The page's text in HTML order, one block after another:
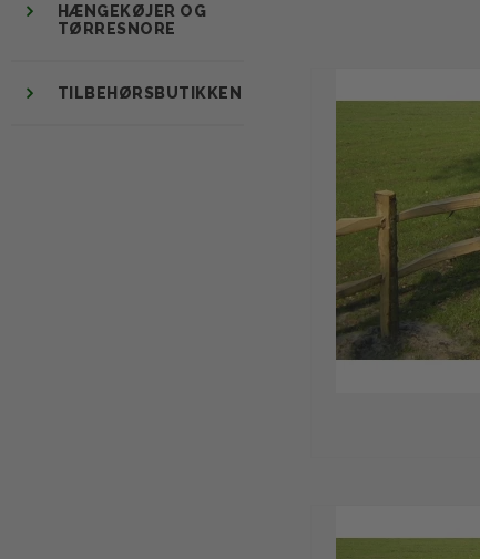
HÆNGEKØJER OG
TØRRESNORE
TILBEHØRSBUTIKKEN